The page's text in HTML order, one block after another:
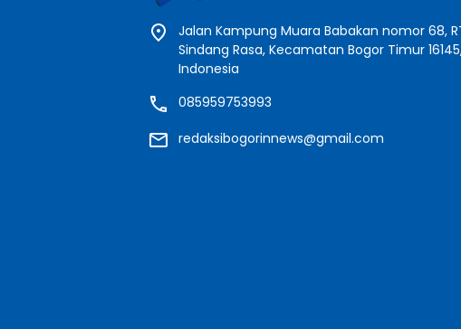
Jalan Kampung Muara Babakan nomor 68,
Sindang Rasa, Kecamatan Bogor Timur
Indonesia
085959753993
redaksibogorinnews@gmail.com